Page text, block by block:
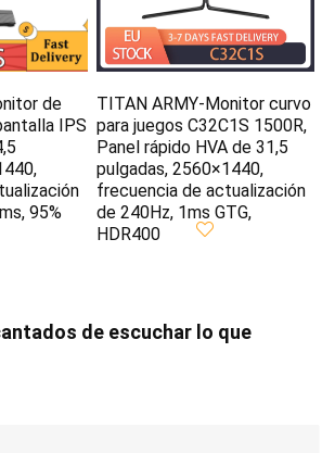
de
IPS
95%
TITAN ARMY-Monitor curvo
para juegos C32C1S 1500R,
Panel rápido HVA de 31,5
pulgadas, 2560×1440,
frecuencia de actualización
de 240Hz, 1ms GTG,
HDR400
de escuchar lo que